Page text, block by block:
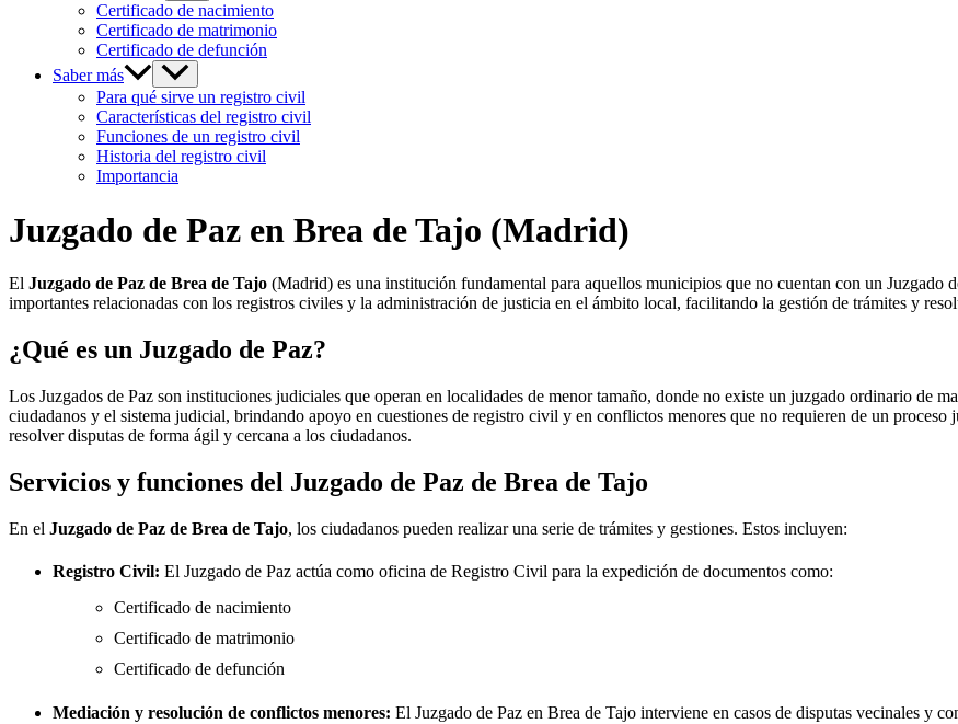
Certificado de nacimiento
Certificado de matrimonio
Certificado de defunción
Saber más
Para qué sirve un registro civil
Características del registro civil
Funciones de un registro civil
Historia del registro civil
Importancia
Juzgado de Paz en Brea de Tajo (Madrid)
El Juzgado de Paz de Brea de Tajo (Madrid) es una institución fundamental para aquellos municipios que no cuentan con un Juzgado
importantes relacionadas con los registros civiles y la administración de justicia en el ámbito local, facilitando la gestión de trámites y
¿Qué es un Juzgado de Paz?
Los Juzgados de Paz son instituciones judiciales que operan en localidades de menor tamaño, donde no existe un juzgado ordinario de
ciudadanos y el sistema judicial, brindando apoyo en cuestiones de registro civil y en conflictos menores que no requieren de un
resolver disputas de forma ágil y cercana a los ciudadanos.
Servicios y funciones del Juzgado de Paz de Brea de Tajo
En el Juzgado de Paz de Brea de Tajo, los ciudadanos pueden realizar una serie de trámites y gestiones. Estos incluyen:
Registro Civil: El Juzgado de Paz actúa como oficina de Registro Civil para la expedición de documentos como:
Certificado de nacimiento
Certificado de matrimonio
Certificado de defunción
Mediación y resolución de conflictos menores: El Juzgado de Paz en Brea de Tajo interviene en casos de disputas vecinales y